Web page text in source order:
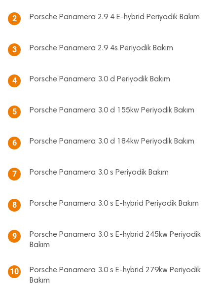
2 Porsche Panamera 2.9 4 E-hybrid Periyodik Bakım
3 Porsche Panamera 2.9 4s Periyodik Bakım
4 Porsche Panamera 3.0 d Periyodik Bakım
5 Porsche Panamera 3.0 d 155kw Periyodik Bakım
6 Porsche Panamera 3.0 d 184kw Periyodik Bakım
7 Porsche Panamera 3.0 s Periyodik Bakım
8 Porsche Panamera 3.0 s E-hybrid Periyodik Bakım
9
Porsche Panamera 3.0 s E-hybrid 245kw Periyodik
Bakım
10
Porsche Panamera 3.0 s E-hybrid 279kw Periyodik
Bakım